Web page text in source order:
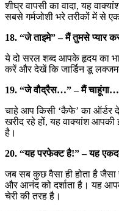
शीघ्र वापसी का वादा, यह
सबसे गर्मजोशी भरे तरीकों में से
18. “जे ताइमे” – मैं तुमसे प्यार
ये दो सरल शब्द आपके हृदय का
करें और देखें कि जार्डिन डू
19. “जे वौद्रैस…” – मैं चाहूंगा…
चाहे आप किसी ‘कैफे’ का ऑर्डर
खरीद रहे हों, यह वाक्यांश आपकी
है।
20. “यह परफेक्ट है!” – यह
जब सब कुछ वैसा ही होता है जैसा
और आनंद को दर्शाता है। यह
चेरी की तरह है।